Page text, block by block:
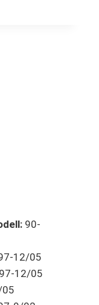
90-
12/05
12/05